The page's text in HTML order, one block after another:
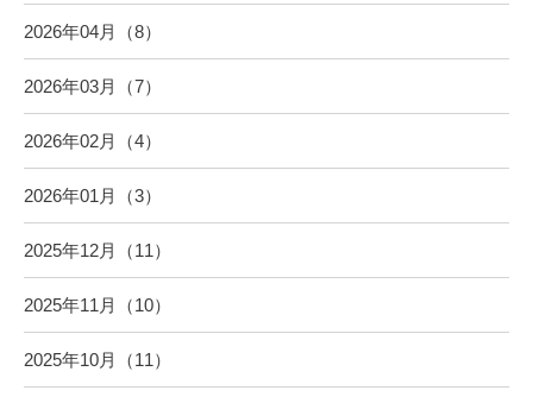
2026年04月（8）
2026年03月（7）
2026年02月（4）
2026年01月（3）
2025年12月（11）
2025年11月（10）
2025年10月（11）